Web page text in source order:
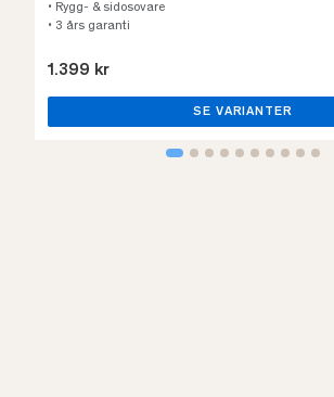
• Rygg- & sidosovare
• 3 års garanti
1.399 kr
SE VARIANTER